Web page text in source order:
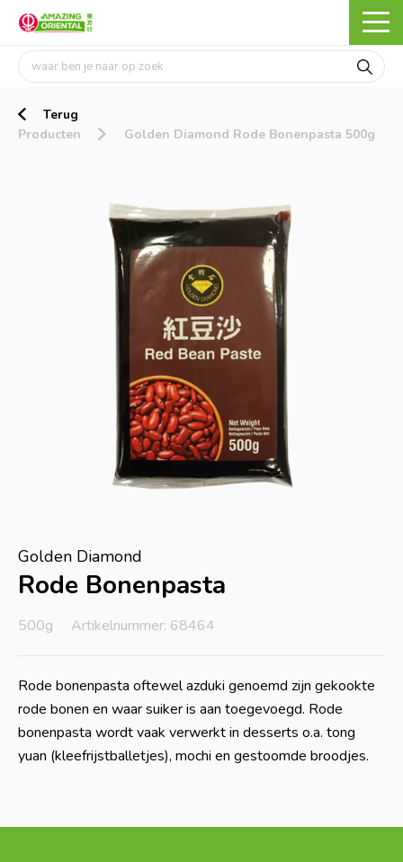
Terug
Producten
Golden Diamond Rode Bonenpasta 500g
Golden Diamond
Rode Bonenpasta
500g Artikelnummer: 68464
Rode bonenpasta oftewel azduki genoemd zijn gekookte
rode bonen en waar suiker is aan toegevoegd. Rode
bonenpasta wordt vaak verwerkt in desserts o.a. tong
yuan (kleefrijstballetjes), mochi en gestoomde broodjes.